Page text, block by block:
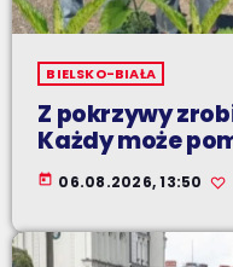
BIELSKO-BIAŁA
Z pokrzywy
Każdy może
today 06.08.2026, 13:50